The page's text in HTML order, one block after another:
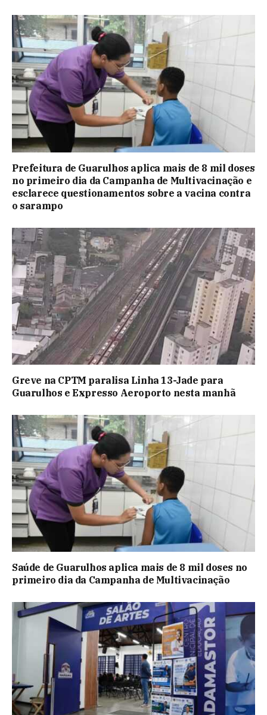
Prefeitura de Guarulhos aplica mais de 8 mil doses
no primeiro dia da Campanha de Multivacinação e
esclarece questionamentos sobre a vacina contra
o sarampo
Greve na CPTM paralisa Linha 13-Jade para
Guarulhos e Expresso Aeroporto nesta manhã
Saúde de Guarulhos aplica mais de 8 mil doses no
primeiro dia da Campanha de Multivacinação